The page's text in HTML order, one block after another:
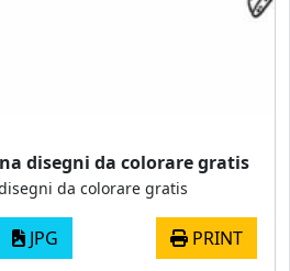
disegni da colorare gratis
da colorare gratis
JPG PRINT